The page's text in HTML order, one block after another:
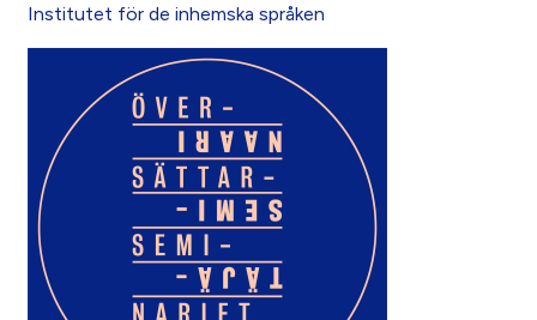
Institutet för de inhemska språken